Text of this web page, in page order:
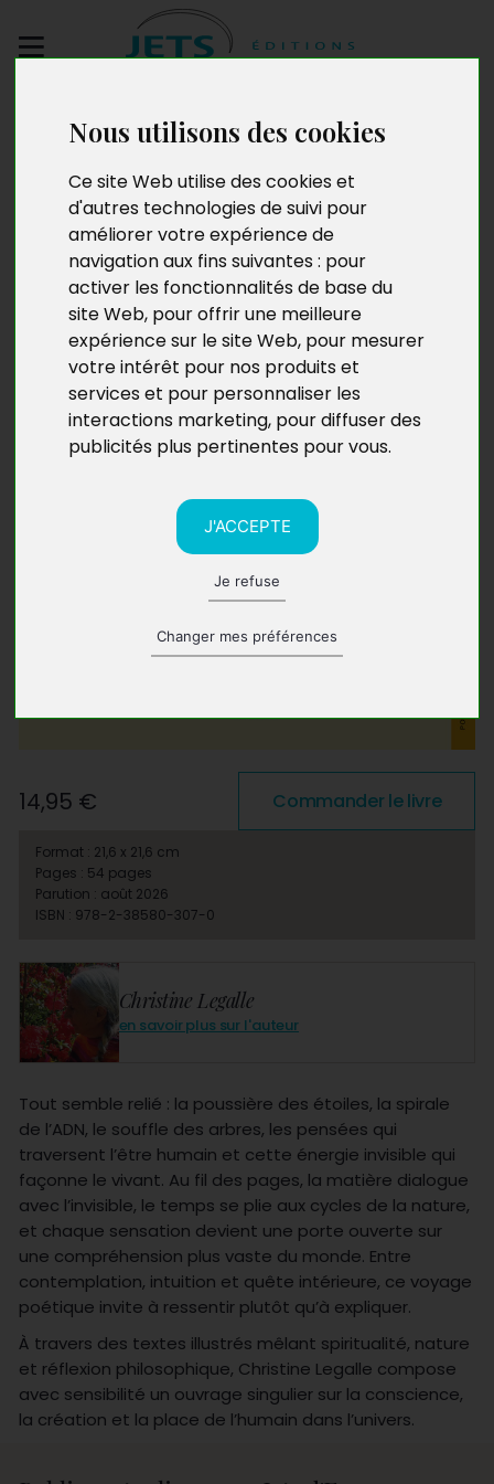
Nous utilisons des cookies
Ce site Web utilise des cookies et
d'autres technologies de suivi pour
améliorer votre expérience de
navigation aux fins suivantes : pour
activer les fonctionnalités de base du
site Web, pour offrir une meilleure
expérience sur le site Web, pour mesurer
votre intérêt pour nos produits et
services et pour personnaliser les
interactions marketing, pour diffuser des
publicités plus pertinentes pour vous.
J'ACCEPTE
Je refuse
Changer mes préférences
manuscrit
Le Livre de Kokokanel
Christine Legalle
en savoir plus sur l'auteur
Tout semble relié : la poussière des étoiles, la spirale
de l’ADN, le souffle des arbres, les pensées qui
traversent l’être humain et cette énergie invisible qui
façonne le vivant. Au fil des pages, la matière dialogue
avec l’invisible, le temps se plie aux cycles de la nature,
et chaque sensation devient une porte ouverte sur
une compréhension plus vaste du monde. Entre
contemplation, intuition et quête intérieure, ce voyage
poétique invite à ressentir plutôt qu’à expliquer.
À travers des textes illustrés mêlant spiritualité, nature
et réflexion philosophique, Christine Legalle compose
avec sensibilité un ouvrage singulier sur la conscience,
la création et la place de l’humain dans l’univers.
14,95 € Commander le livre
Format : 21,6 x 21,6 cm
Pages : 54 pages
Parution : août 2026
ISBN : 978-2-38580-307-0